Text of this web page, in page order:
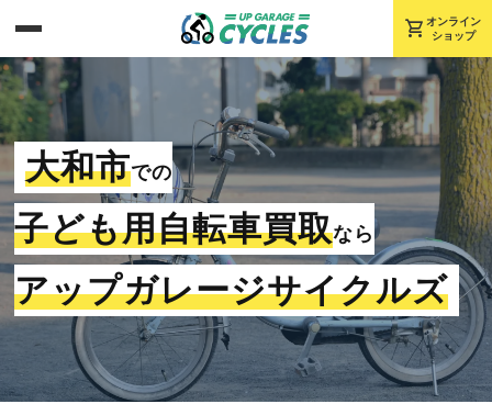
shopping_cart オンライン
ショップ
大和市での
子ども用自転車買取なら
アップガレージサイクルズ